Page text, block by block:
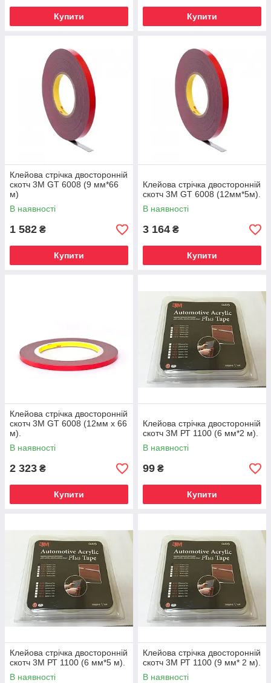
Купити Купити
Клейова стрічка двосторонній
скотч 3М GT 6008 (9 мм*66
м)
В наявності
1 582 ₴
Купити
Клейова стрічка двосторонній
скотч 3М GT 6008 (12мм*5м).
В наявності
3 164 ₴
Купити
Клейова стрічка двосторонній
скотч 3М GT 6008 (12мм x 66
м).
В наявності
2 323 ₴
Купити
Клейова стрічка двосторонній
скотч 3М РТ 1100 (6 мм*2 м).
В наявності
99 ₴
Купити
Клейова стрічка двосторонній
скотч 3М РТ 1100 (6 мм*5 м).
В наявності
Клейова стрічка двосторонній
скотч 3М РТ 1100 (9 мм* 2 м).
В наявності